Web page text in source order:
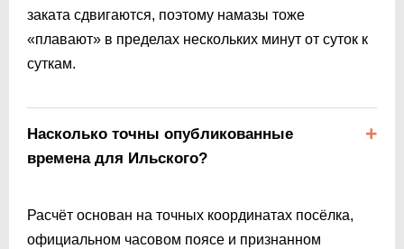
заката сдвигаются, поэтому намазы тоже
«плавают» в пределах нескольких минут от суток к
суткам.
Насколько точны опубликованные
времена для Ильского?
Расчёт основан на точных координатах посёлка,
официальном часовом поясе и признанном